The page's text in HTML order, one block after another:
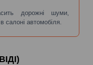
дорожні шуми,
салоні автомобіля.